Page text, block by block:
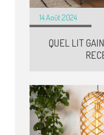
14 Août 2024
QUEL LIT